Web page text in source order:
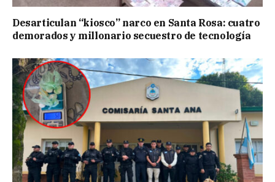
Desarticulan “kiosco” narco en Santa Rosa: cuatro
demorados y millonario secuestro de tecnología